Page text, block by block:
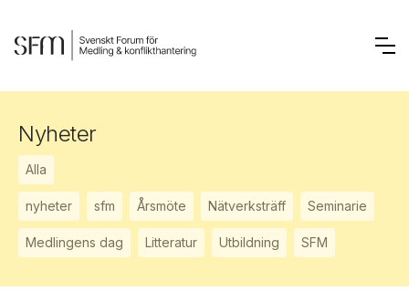
Nyheter
Alla
nyheter sfm Årsmöte Nätverksträff Seminarie
Medlingens dag Litteratur Utbildning SFM